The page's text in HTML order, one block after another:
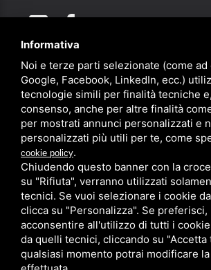
Partner
PRIVACY SITEMAP/ QUESTO SITO È
RECAPTCHA V3,PRIVACY POLICYE TERMS OF
Informativa
Noi e terze parti selezionate (come ad
Google, Facebook, LinkedIn, ecc.)
tecnologie simili per finalità tecniche
consenso, anche per altre finalità
per mostrati annunci personalizzati e
personalizzati più utili per te, come
cookie policy.
Chiudendo questo banner con la
su "Rifiuta", verranno utilizzati
tecnici. Se vuoi selezionare i cookie
clicca su "Personalizza". Se preferisci,
acconsentire all'utilizzo di tutti i
da quelli tecnici, cliccando su "Accetta
qualsiasi momento potrai modificare